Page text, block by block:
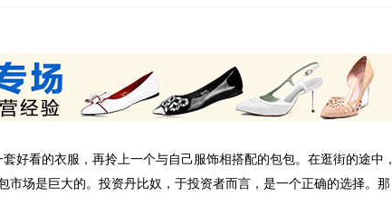
好看的衣服，再拎上一个与自己服饰相搭配的包包。在逛街的途中，
场是巨大的。投资丹比奴，于投资者而言，是一个正确的选择。那